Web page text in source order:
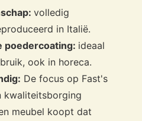
volledig
in Italië.
poedercoating: ideaal
ook in horeca.
De focus op Fast's
kwaliteitsborging
meubel koopt dat